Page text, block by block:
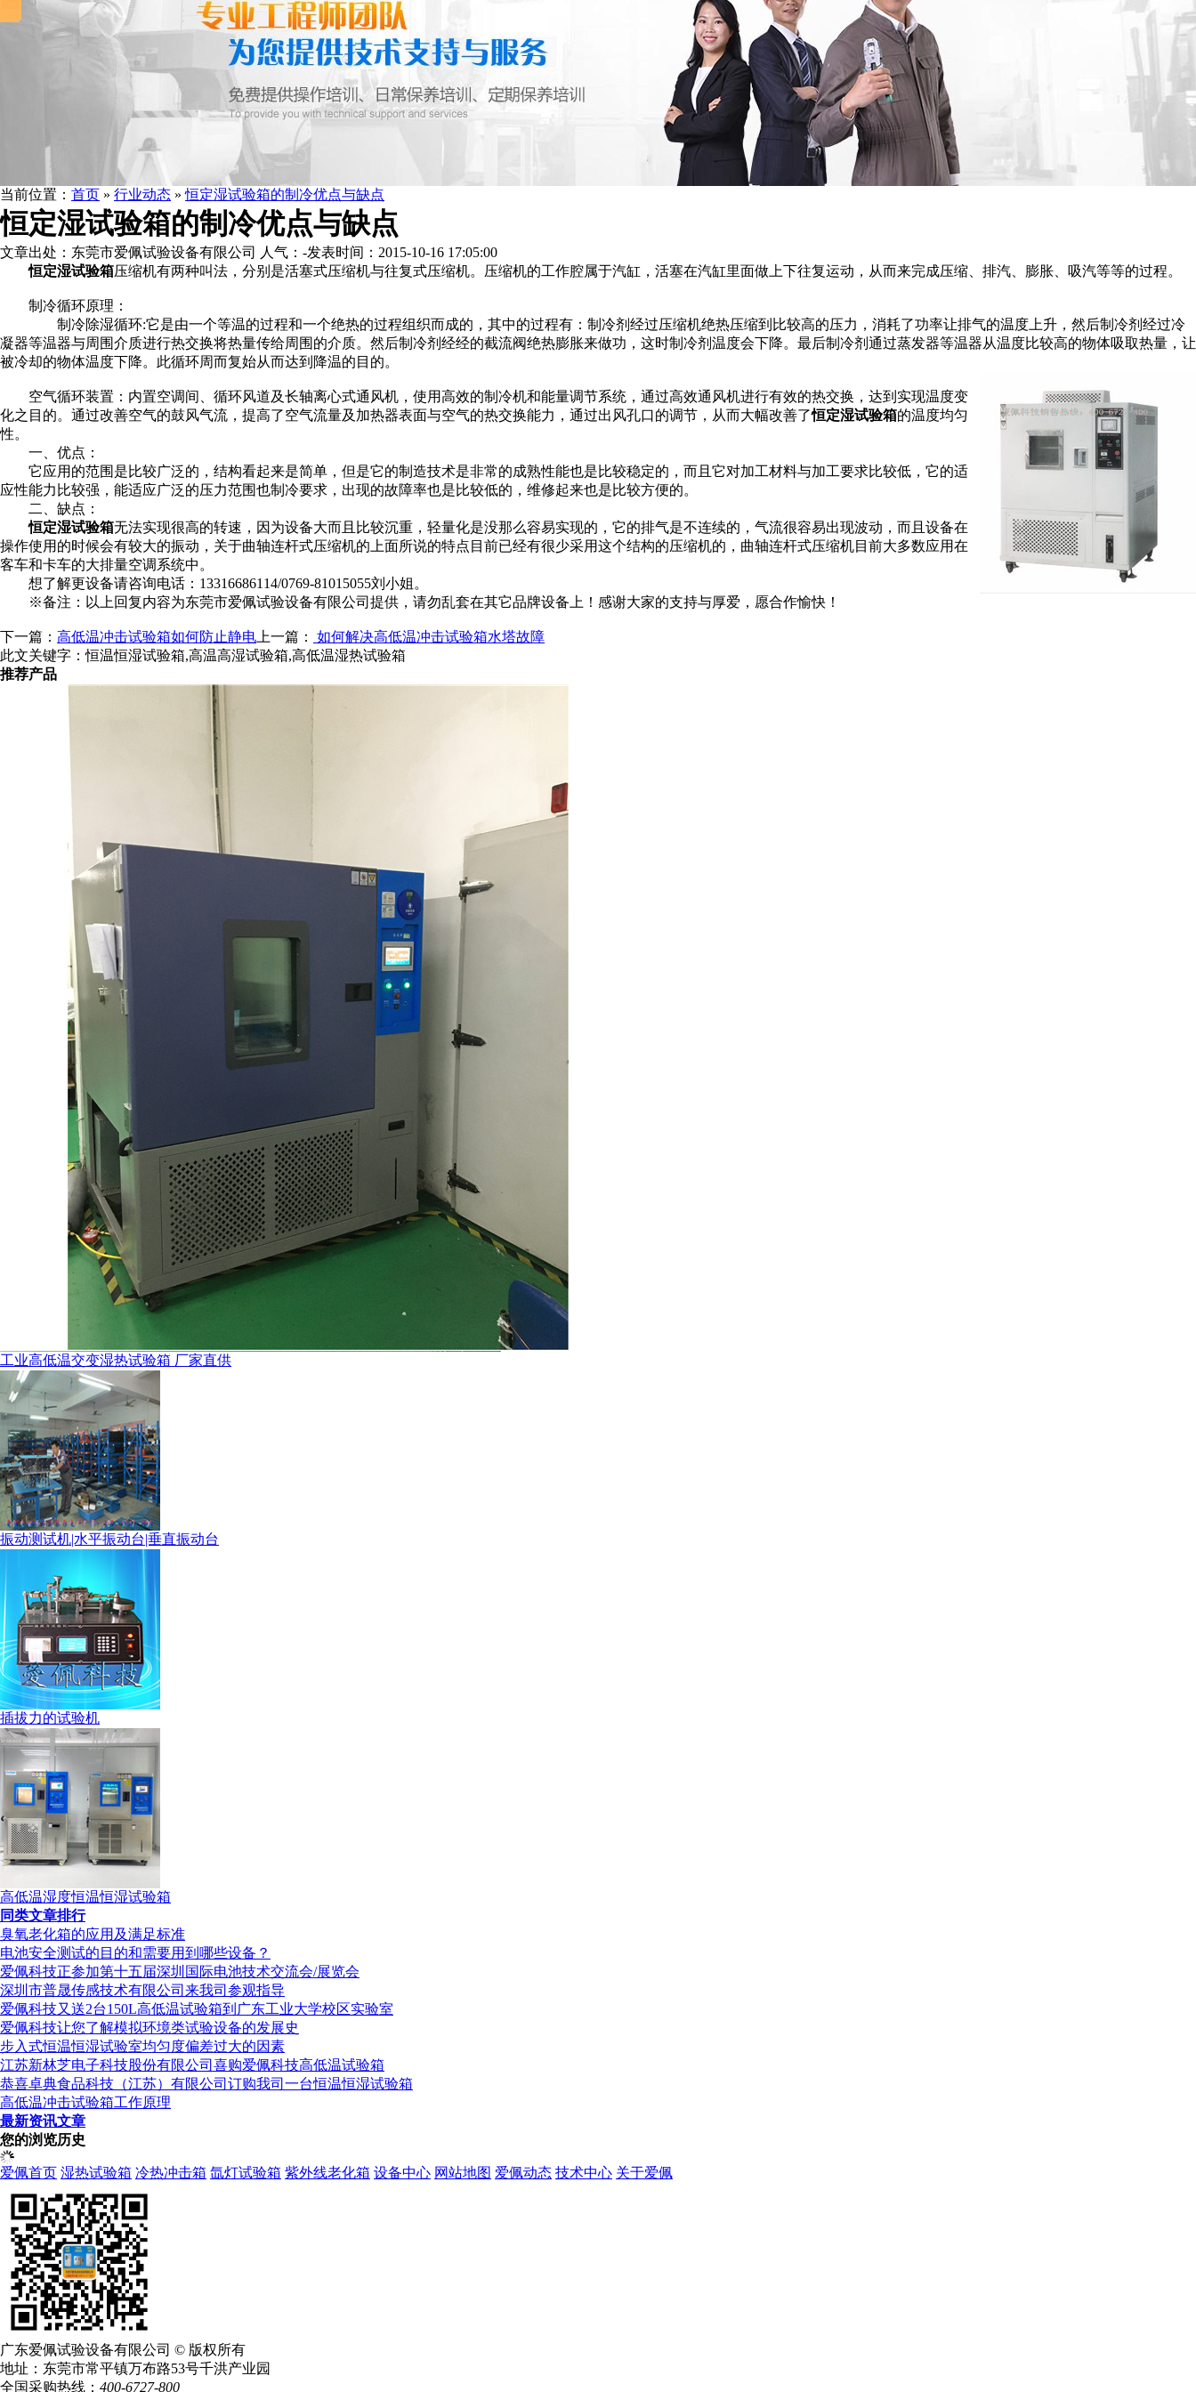
当前位置： 首页 » 行业动态 »恒定湿试验箱的制冷优点与缺点
恒定湿试验箱的制冷优点与缺点
文章出处：东莞市爱佩试验设备有限公司 人气： -发表时间：2015-10-16 17:05:00
恒定湿试验箱压缩机有两种叫法，分别是活塞式压缩机与往复式压缩机。压缩机的工作腔属于汽缸，活塞在汽缸里面做上下往复运动，从而来完成压缩、排汽、膨胀、吸汽等等的过程。
制冷循环原理：
制冷除湿循环:它是由一个等温的过程和一个绝热的过程组织而成的，其中的过程有：制冷剂经过压缩机绝热压缩到比较高的压力，消耗了功率让排气的温度上升，然后制冷剂经过冷
凝器等温器与周围介质进行热交换将热量传给周围的介质。然后制冷剂经经的截流阀绝热膨胀来做功，这时制冷剂温度会下降。最后制冷剂通过蒸发器等温器从温度比较高的物体吸取热量，让
被冷却的物体温度下降。此循环周而复始从而达到降温的目的。
空气循环装置：内置空调间、循环风道及长轴离心式通风机，使用高效的制冷机和能量调节系统，通过高效通风机进行有效的热交换，达到实现温度变
化之目的。通过改善空气的鼓风气流，提高了空气流量及加热器表面与空气的热交换能力，通过出风孔口的调节，从而大幅改善了恒定湿试验箱的温度均匀
性。
一、优点：
它应用的范围是比较广泛的，结构看起来是简单，但是它的制造技术是非常的成熟性能也是比较稳定的，而且它对加工材料与加工要求比较低，它的适
应性能力比较强，能适应广泛的压力范围也制冷要求，出现的故障率也是比较低的，维修起来也是比较方便的。
二、缺点：
恒定湿试验箱无法实现很高的转速，因为设备大而且比较沉重，轻量化是没那么容易实现的，它的排气是不连续的，气流很容易出现波动，而且设备在
操作使用的时候会有较大的振动，关于曲轴连杆式压缩机的上面所说的特点目前已经有很少采用这个结构的压缩机的，曲轴连杆式压缩机目前大多数应用在
客车和卡车的大排量空调系统中。
想了解更设备请咨询电话：13316686114/0769-81015055刘小姐。
※备注：以上回复内容为东莞市爱佩试验设备有限公司提供，请勿乱套在其它品牌设备上！感谢大家的支持与厚爱，愿合作愉快！
下一篇： 高低温冲击试验箱如何防止静电 上一篇：
如何解决高低温冲击试验箱水塔故障
此文关键字：恒温恒湿试验箱,高温高湿试验箱,高低温湿热试验箱
推荐产品
工业高低温交变湿热试验箱 厂家直供
振动测试机|水平振动台|垂直振动台
插拔力的试验机
高低温湿度恒温恒湿试验箱
同类文章排行
臭氧老化箱的应用及满足标准
电池安全测试的目的和需要用到哪些设备？
爱佩科技正参加第十五届深圳国际电池技术交流会/展览会
深圳市普晟传感技术有限公司来我司参观指导
爱佩科技又送2台150L高低温试验箱到广东工业大学校区实验室
爱佩科技让您了解模拟环境类试验设备的发展史
步入式恒温恒湿试验室均匀度偏差过大的因素
江苏新林芝电子科技股份有限公司喜购爱佩科技高低温试验箱
恭喜卓典食品科技（江苏）有限公司订购我司一台恒温恒湿试验箱
高低温冲击试验箱工作原理
最新资讯文章
您的浏览历史
爱佩首页 湿热试验箱 冷热冲击箱 氙灯试验箱 紫外线老化箱 设备中心 网站地图 爱佩动态 技术中心 关于爱佩
广东爱佩试验设备有限公司 © 版权所有
地址：东莞市常平镇万布路53号千洪产业园
全国采购热线： 400-6727-800